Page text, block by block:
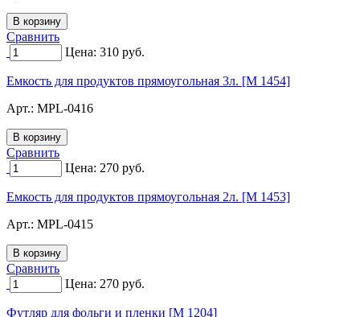
Сравнить
Цена: 310 руб.
Емкость для продуктов прямоугольная 3л. [М 1454]
Арт.: MPL-0416
Сравнить
Цена: 270 руб.
Емкость для продуктов прямоугольная 2л. [М 1453]
Арт.: MPL-0415
Сравнить
Цена: 270 руб.
Футляр для фольги и пленки [М 1204]